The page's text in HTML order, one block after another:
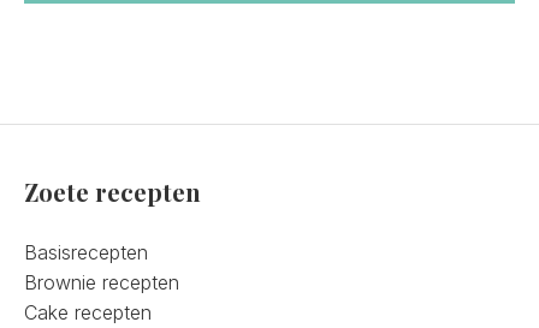
Zoete recepten
Basisrecepten
Brownie recepten
Cake recepten